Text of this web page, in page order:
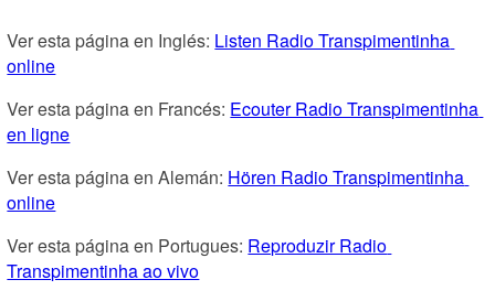
Ver esta página en Inglés: Listen Radio Transpimentinha
online
Ver esta página en Francés: Ecouter Radio Transpimentinha
en ligne
Ver esta página en Alemán: Hören Radio Transpimentinha
online
Ver esta página en Portugues: Reproduzir Radio
Transpimentinha ao vivo